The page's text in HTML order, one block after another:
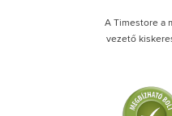
A Timestore a
vezető